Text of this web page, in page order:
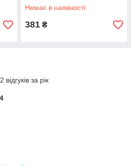
Немає в наявності
381 ₴
за рік